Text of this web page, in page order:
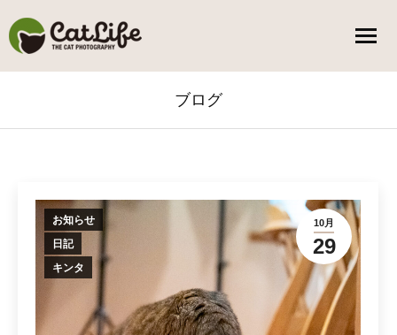
ブログ
10月
29
お知らせ
日記
キンタ